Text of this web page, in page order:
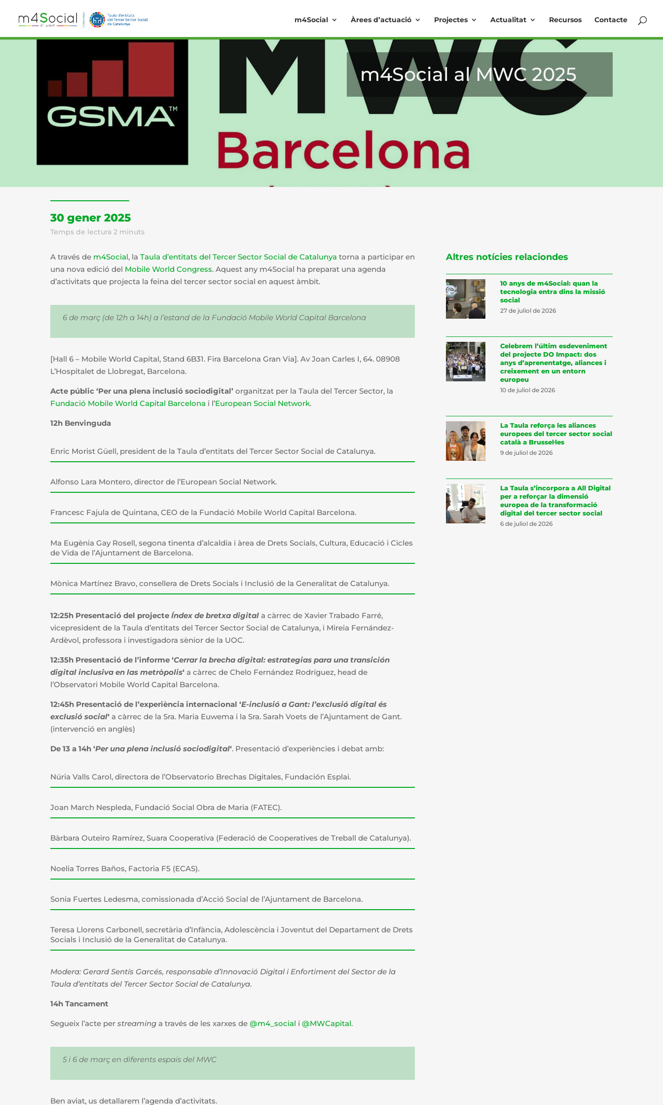
m4Social Àrees d’actuació Projectes Actualitat Recursos Contacte
m4Social al MWC 2025
30 gener 2025
Temps de lectura 2 minuts
A través de m4Social, la Taula d’entitats del Tercer Sector Social de Catalunya torna a participar en
una nova edició del Mobile World Congress. Aquest any m4Social ha preparat una agenda
d’activitats que projecta la feina del tercer sector social en aquest àmbit.
6 de març (de 12h a 14h) a l’estand de la Fundació Mobile World Capital Barcelona
[Hall 6 – Mobile World Capital, Stand 6B31. Fira Barcelona Gran Via]. Av Joan Carles I, 64. 08908
L’Hospitalet de Llobregat, Barcelona.
Acte públic ‘Per una plena inclusió sociodigital’ organitzat per la Taula del Tercer Sector, la
Fundació Mobile World Capital Barcelona i l’European Social Network.
12h Benvinguda
Enric Morist Güell, president de la Taula d’entitats del Tercer Sector Social de Catalunya.
Alfonso Lara Montero, director de l’European Social Network.
Francesc Fajula de Quintana, CEO de la Fundació Mobile World Capital Barcelona.
Ma Eugènia Gay Rosell, segona tinenta d’alcaldia i àrea de Drets Socials, Cultura, Educació i Cicles
de Vida de l’Ajuntament de Barcelona.
Mònica Martínez Bravo, consellera de Drets Socials i Inclusió de la Generalitat de Catalunya.
12:25h Presentació del projecte Índex de bretxa digital a càrrec de Xavier Trabado Farré,
vicepresident de la Taula d’entitats del Tercer Sector Social de Catalunya, i Mireia Fernández-
Ardèvol, professora i investigadora sènior de la UOC.
12:35h Presentació de l’informe ‘Cerrar la brecha digital: estrategias para una transición
digital inclusiva en las metròpolis‘ a càrrec de Chelo Fernández Rodríguez, head de
l’Observatori Mobile World Capital Barcelona.
12:45h Presentació de l’experiència internacional ‘E-inclusió a Gant: l’exclusió digital és
exclusió social‘ a càrrec de la Sra. Maria Euwema i la Sra. Sarah Voets de l’Ajuntament de Gant.
(intervenció en anglès)
De 13 a 14h ‘Per una plena inclusió sociodigital‘. Presentació d’experiències i debat amb:
Núria Valls Carol, directora de l’Observatorio Brechas Digitales, Fundación Esplai.
Joan March Nespleda, Fundació Social Obra de Maria (FATEC).
Bàrbara Outeiro Ramírez, Suara Cooperativa (Federació de Cooperatives de Treball de Catalunya).
Noelia Torres Baños, Factoria F5 (ECAS).
Sonia Fuertes Ledesma, comissionada d’Acció Social de l’Ajuntament de Barcelona.
Teresa Llorens Carbonell, secretària d’Infància, Adolescència i Joventut del Departament de Drets
Socials i Inclusió de la Generalitat de Catalunya.
Modera: Gerard Sentís Garcés, responsable d’Innovació Digital i Enfortiment del Sector de la
Taula d’entitats del Tercer Sector Social de Catalunya.
14h Tancament
Segueix l’acte per streaming a través de les xarxes de @m4_social i @MWCapital.
5 i 6 de març en diferents espais del MWC
Ben aviat, us detallarem l’agenda d’activitats.
Altres notícies relaciondes
10 anys de m4Social: quan la
tecnologia entra dins la missió
social
27 de juliol de 2026
Celebrem l’últim esdeveniment
del projecte DO Impact: dos
anys d’aprenentatge, aliances i
creixement en un entorn
europeu
10 de juliol de 2026
La Taula reforça les aliances
europees del tercer sector social
català a Brussel·les
9 de juliol de 2026
La Taula s’incorpora a All Digital
per a reforçar la dimensió
europea de la transformació
digital del tercer sector social
6 de juliol de 2026